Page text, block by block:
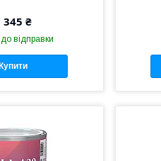
345 ₴
відправки
Купити